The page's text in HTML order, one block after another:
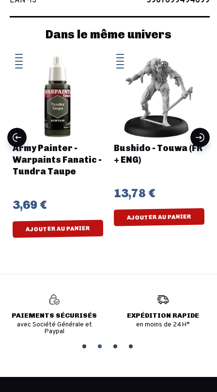
Dans le même univers
Army Painter -
Warpaints Fanatic -
Tundra Taupe
3,69 €
AJOUTER AU PANIER
Bushido - Touwa (FR
+ ENG)
13,78 €
AJOUTER AU PANIER
PAIEMENTS SÉCURISÉS
avec Société Générale et
Paypal
EXPÉDITION RAPIDE
en moins de 24H*